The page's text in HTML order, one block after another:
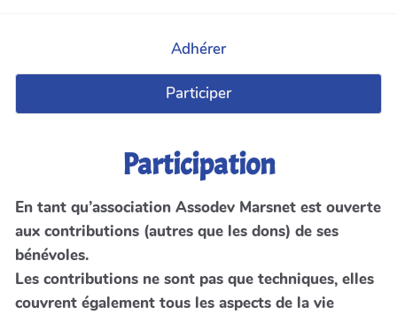
Adhérer
Participer
Participation
En tant qu’association Assodev Marsnet est ouverte
aux contributions (autres que les dons) de ses
bénévoles.
Les contributions ne sont pas que techniques, elles
couvrent également tous les aspects de la vie